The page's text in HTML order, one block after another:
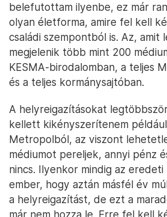
belefutottam ilyenbe, ez már
olyan életforma, amire fel kell
családi szempontból is. Az, amit
megjelenik több mint 200
KESMA-birodalomban, a teljes
és a teljes kormánysajtóban.
A helyreigazításokat
kellett kikényszerítenem
Metropolból, az viszont
médiumot pereljek, annyi pénz
nincs. Ilyenkor mindig az
ember, hogy aztán másfél év
a helyreigazítást, de ezt a
már nem hozza le. Erre fel kell